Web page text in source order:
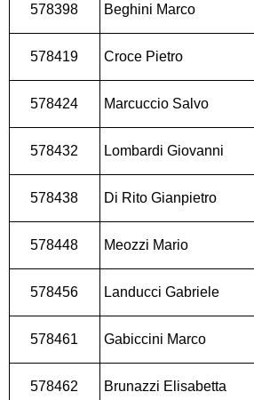
578398 Beghini Marco
578419 Croce Pietro
578424 Marcuccio Salvo
578432 Lombardi Giovanni
578438 Di Rito Gianpietro
578448 Meozzi Mario
578456 Landucci Gabriele
578461 Gabiccini Marco
578462 Brunazzi Elisabetta